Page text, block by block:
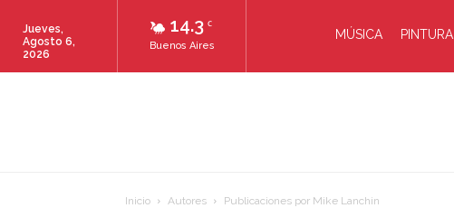
14.3 C
Buenos Aires
Jueves,
Agosto 6,
2026
MÚSICA PINTURA
Inicio Autores Publicaciones por Mike Lanchin